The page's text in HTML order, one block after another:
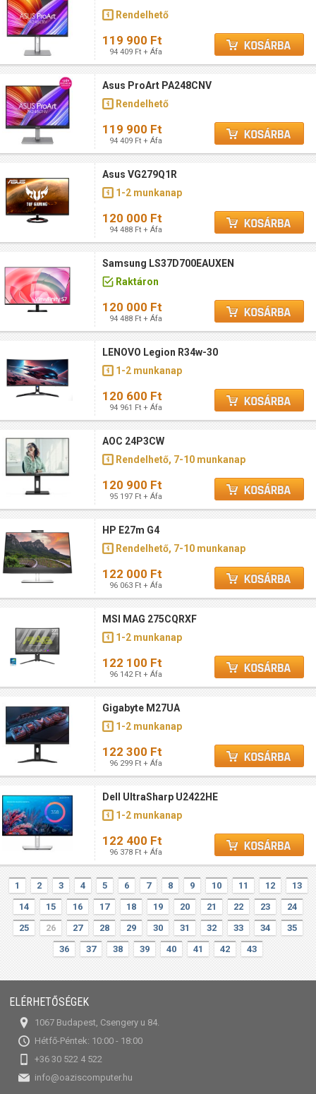
Rendelhető
119 900 Ft
94 409 Ft + Áfa
Asus ProArt PA248CNV
Rendelhető
119 900 Ft
94 409 Ft + Áfa
Asus VG279Q1R
1-2 munkanap
120 000 Ft
94 488 Ft + Áfa
Samsung LS37D700EAUXEN
Raktáron
120 000 Ft
94 488 Ft + Áfa
LENOVO Legion R34w-30
1-2 munkanap
120 600 Ft
94 961 Ft + Áfa
AOC 24P3CW
Rendelhető, 7-10 munkanap
120 900 Ft
95 197 Ft + Áfa
HP E27m G4
Rendelhető, 7-10 munkanap
122 000 Ft
96 063 Ft + Áfa
MSI MAG 275CQRXF
1-2 munkanap
122 100 Ft
96 142 Ft + Áfa
Gigabyte M27UA
1-2 munkanap
122 300 Ft
96 299 Ft + Áfa
Dell UltraSharp U2422HE
1-2 munkanap
122 400 Ft
96 378 Ft + Áfa
1 2 3 4 5 6 7 8 9 10 11 12
13
14
15 16 17 18 19 20 21 22 23
24
25
26 27 28 29 30 31 32 33 34
35
36
37 38 39 40 41 42 43
ELÉRHETŐSÉGEK
1067 Budapest, Csengery u 84.
Hétfő-Péntek: 10:00 - 18:00
+36 30 522 4 522
info@oaziscomputer.hu